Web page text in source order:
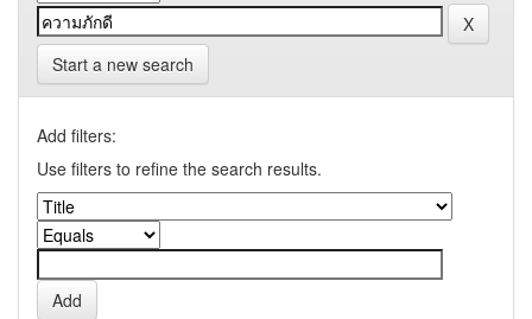
Start a new search
Add filters:
Use filters to refine the search results.